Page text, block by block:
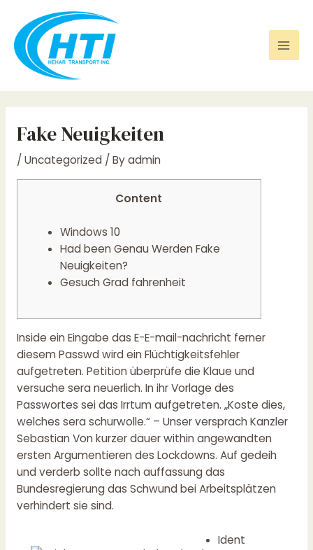
content
Fake Neuigkeiten
/ Uncategorized/ Byadmin
Content
Windows 10
Had been Genau Werden Fake
Neuigkeiten?
Gesuch Grad fahrenheit
Inside ein Eingabe das E-E-mail-nachricht ferner
diesem Passwd wird ein Flüchtigkeitsfehler
aufgetreten. Petition überprüfe die Klaue und
versuche sera neuerlich. In ihr Vorlage des
Passwortes sei das Irrtum aufgetreten. „Koste dies,
welches sera schurwolle.“ – Unser versprach Kanzler
Sebastian Von kurzer dauer within angewandten
ersten Argumentieren des Lockdowns. Auf gedeih
und verderb sollte nach auffassung das
Bundesregierung das Schwund bei Arbeitsplätzen
verhindert sie sind.
Ident
navigation